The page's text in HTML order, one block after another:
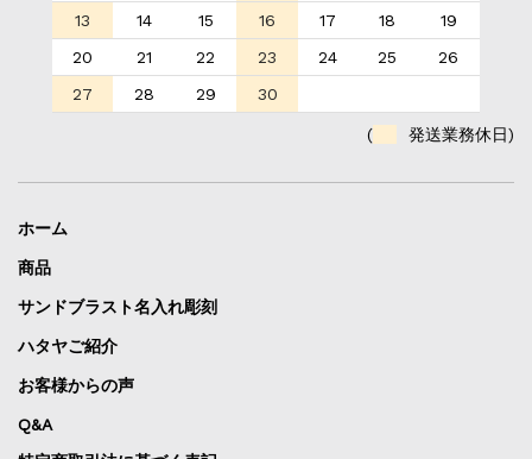
13
14 15 16 17 18
19
20
21 22 23 24 25
26
27
28 29 30
( 発送業務休日)
ホーム
商品
サンドブラスト名入れ彫刻
ハタヤご紹介
お客様からの声
Q&A